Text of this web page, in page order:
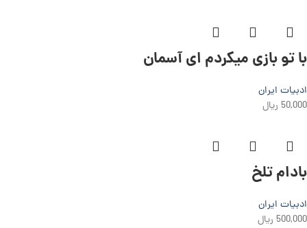
با تو بازی می­کردم ای آسمان
ادبیات ایران
50,000 ریال
بادام تلخ
ادبیات ایران
500,000 ریال